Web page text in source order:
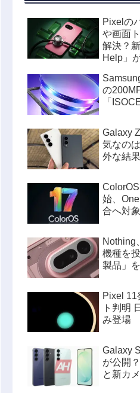
Pixelの
や画面
解決？
Help」
の
「
Galaxy
気なの
外な結果
始、
合へ対
Nothing
機種を
製品」
Pixel 11
ト判明
み登場
Galaxy
が公開
と新カ